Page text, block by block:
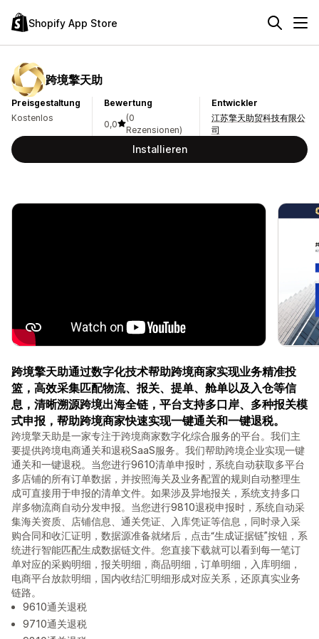
Shopify App Store
跨境擎天助
Preisgestaltung
Kostenlos
Bewertung
0,0
(0
Rezensionen)
Entwickler
江苏擎天助贸科技有限公
司
Installieren
跨境擎天助通过数字化技术帮助跨境商家实现业务精准投
篮，高效采集匹配物流、报关、提单、舱单以及入仓等信
息，清晰溯源跨境出海全链，平台支持多口岸、多种报关模
式申报，帮助跨境商家快速实现一键通关和一键退税。
跨境擎天助是一家专注于跨境商家数字化综合服务的平台。我们主
要提供跨境电商通关和退税SaaS服务。我们帮助跨境企业实现一键
通关和一键退税。当您进行9610清单申报时，系统自动获取多平台
多店铺的所有订单数据，并按照海关及业务配置的规则自动整理生
成可直接用于申报的清单文件。如果涉及异地报关，系统支持多口
岸多物流商自动分发申报。当您进行9810退税申报时，系统自动采
集海关资质、店铺信息、通关凭证、入库凭证等信息，同时录入采
购合同和收汇证明，数据源准备就绪后，点击“生成证据链”按钮，系
统进行智能匹配生成数据链文件。您直接下载就可以看到每一笔订
单对应的采购明细，报关明细，商品明细，订单明细，入库明细，
电商平台放款明细，国内收结汇明细形成对应关系，还原真实业务
链路。
9610通关退税
9710通关退税